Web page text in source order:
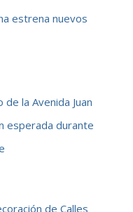
estrena nuevos
la Avenida Juan
esperada durante
de Calles